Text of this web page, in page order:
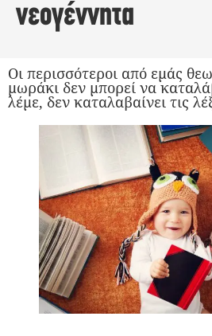
νεογέννητα
Οι περισσότεροι από εμάς
μωράκι δεν μπορεί να
λέμε, δεν καταλαβαίνει τις